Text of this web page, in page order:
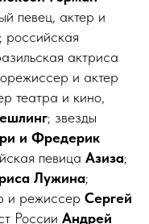
певец, актер и
; российская
актриса
и актер
театра и кино,
; звезды
и Фредерик
певица Азиза;
Лужина;
и режиссер Сергей
России Андрей